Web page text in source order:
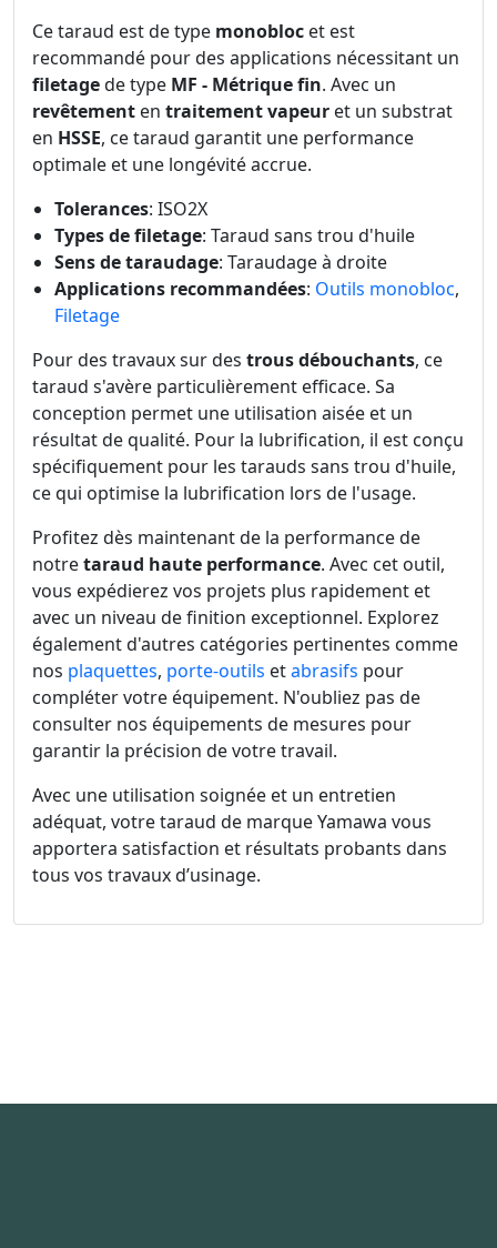
Ce taraud est de type monobloc et est
recommandé pour des applications nécessitant un
filetagede type MF - Métrique fin. Avec un
revêtement en traitement vapeur et un substrat
en HSSE, ce taraud garantit une performance
optimale et une longévité accrue.
Tolerances: ISO2X
Types de filetage: Taraud sans trou d'huile
Sens de taraudage: Taraudage à droite
Applications recommandées: Outils monobloc,
Filetage
Pour des travaux sur des trous débouchants, ce
taraud s'avère particulièrement efficace. Sa
conception permet une utilisation aisée et un
résultat de qualité. Pour la lubrification, il est conçu
spécifiquement pour les tarauds sans trou d'huile,
ce qui optimise la lubrification lors de l'usage.
Profitez dès maintenant de la performance de
notretaraud haute performance. Avec cet outil,
vous expédierez vos projets plus rapidement et
avec un niveau de finition exceptionnel. Explorez
également d'autres catégories pertinentes comme
nos plaquettes, porte-outils etabrasifs pour
compléter votre équipement. N'oubliez pas de
consulter nos équipements de mesures pour
garantir la précision de votre travail.
Avec une utilisation soignée et un entretien
adéquat, votre taraud de marque Yamawa vous
apportera satisfaction et résultats probants dans
tous vos travaux d’usinage.